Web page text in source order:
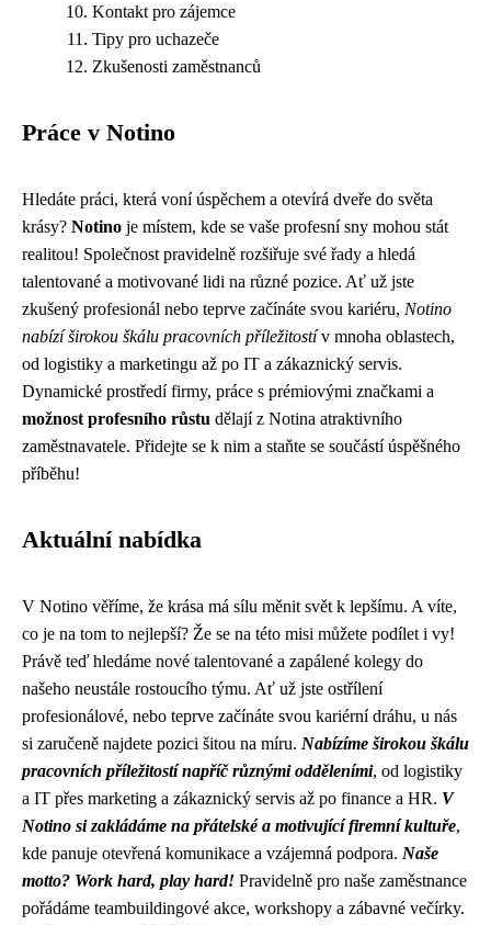
Kontakt pro zájemce
Tipy pro uchazeče
Zkušenosti zaměstnanců
Práce v Notino
Hledáte práci, která voní úspěchem a otevírá dveře do světa
krásy? Notino je místem, kde se vaše profesní sny mohou stát
realitou! Společnost pravidelně rozšiřuje své řady a hledá
talentované a motivované lidi na různé pozice. Ať už jste
zkušený profesionál nebo teprve začínáte svou kariéru, Notino
nabízí širokou škálu pracovních příležitostív mnoha oblastech,
od logistiky a marketingu až po IT a zákaznický servis.
Dynamické prostředí firmy, práce s prémiovými značkami a
možnost profesního růstu dělají z Notina atraktivního
zaměstnavatele. Přidejte se k nim a staňte se součástí úspěšného
příběhu!
Aktuální nabídka
V Notino věříme, že krása má sílu měnit svět k lepšímu. A víte,
co je na tom to nejlepší? Že se na této misi můžete podílet i vy!
Právě teď hledáme nové talentované a zapálené kolegy do
našeho neustále rostoucího týmu. Ať už jste ostřílení
profesionálové, nebo teprve začínáte svou kariérní dráhu, u nás
si zaručeně najdete pozici šitou na míru. Nabízíme širokou škálu
pracovních příležitostí napříč různými odděleními, od logistiky
a IT přes marketing a zákaznický servis až po finance a HR. V
Notino si zakládáme na přátelské a motivující firemní kultuře,
kde panuje otevřená komunikace a vzájemná podpora. Naše
motto? Work hard, play hard! Pravidelně pro naše zaměstnance
pořádáme teambuildingové akce, workshopy a zábavné večírky.